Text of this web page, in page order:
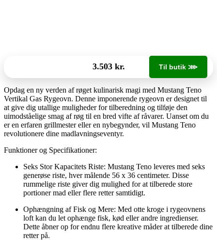
3.503 kr. Til butik ⋙
Opdag en ny verden af røget kulinarisk magi med Mustang Teno
Vertikal Gas Rygeovn. Denne imponerende rygeovn er designet til
at give dig utallige muligheder for tilberedning og tilføje den
uimodståelige smag af røg til en bred vifte af råvarer. Uanset om du
er en erfaren grillmester eller en nybegynder, vil Mustang Teno
revolutionere dine madlavningseventyr.
Funktioner og Specifikationer:
Seks Stor Kapacitets Riste: Mustang Teno leveres med seks
generøse riste, hver målende 56 x 36 centimeter. Disse
rummelige riste giver dig mulighed for at tilberede store
portioner mad eller flere retter samtidigt.
Ophængning af Fisk og Mere: Med otte kroge i rygeovnens
loft kan du let ophænge fisk, kød eller andre ingredienser.
Dette åbner op for endnu flere kreative måder at tilberede dine
retter på.